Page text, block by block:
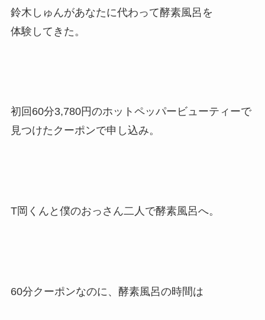
鈴木しゅんがあなたに代わって酵素風呂を
体験してきた。
初回60分3,780円のホットペッパービューティーで
見つけたクーポンで申し込み。
T岡くんと僕のおっさん二人で酵素風呂へ。
60分クーポンなのに、酵素風呂の時間は